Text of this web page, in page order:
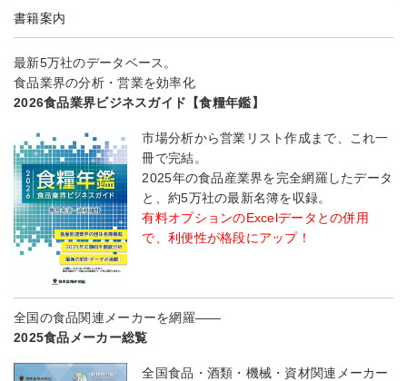
書籍案内
最新5万社のデータベース。
食品業界の分析・営業を効率化
2026食品業界ビジネスガイド【食糧年鑑】
市場分析から営業リスト作成まで、これ一
冊で完結。
2025年の食品産業界を完全網羅したデータ
と、約5万社の最新名簿を収録。
有料オプションのExcelデータとの併用
で、利便性が格段にアップ！
全国の食品関連メーカーを網羅――
2025食品メーカー総覧
全国食品・酒類・機械・資材関連メーカー